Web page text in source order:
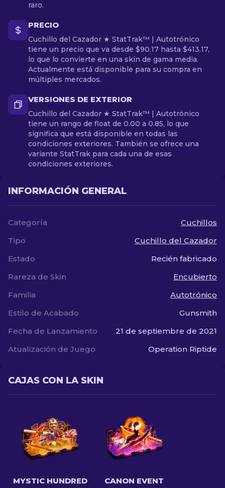
raro.
PRECIO
Cuchillo del Cazador ★ StatTrak™ | Autotrónico
tiene un precio que va desde $90.17 hasta $413.17,
lo que lo convierte en una skin de gama media.
Actualmente está disponible para su compra en
múltiples mercados.
VERSIONES DE EXTERIOR
Cuchillo del Cazador ★ StatTrak™ | Autotrónico
tiene un rango de float de 0.00 a 0.85, lo que
significa que está disponible en todas las
condiciones exteriores. También se ofrece una
variante StatTrak para cada una de esas
condiciones exteriores.
INFORMACIÓN GENERAL
Categoría
Cuchillos
Tipo
Cuchillo del Cazador
Estado
Recién fabricado
Rareza de Skin
Encubierto
Familia
Autotrónico
Estilo de Acabado
Gunsmith
Fecha de Lanzamiento
21 de septiembre de 2021
Atualización de Juego
Operation Riptide
CAJAS CON LA SKIN
MYSTIC HUNDRED CANON EVENT